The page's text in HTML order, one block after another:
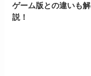
ゲーム版との違いも解
説！